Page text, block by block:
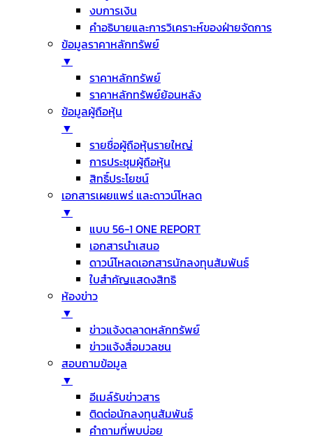
งบการเงิน
คำอธิบายและการวิเคราะห์ของฝ่ายจัดการ
ข้อมูลราคาหลักทรัพย์
▼
ราคาหลักทรัพย์
ราคาหลักทรัพย์ย้อนหลัง
ข้อมูลผู้ถือหุ้น
▼
รายชื่อผู้ถือหุ้นรายใหญ่
การประชุมผู้ถือหุ้น
สิทธิ์ประโยชน์
เอกสารเผยแพร่ และดาวน์โหลด
▼
แบบ 56-1 ONE REPORT
เอกสารนำเสนอ
ดาวน์โหลดเอกสารนักลงทุนสัมพันธ์
ใบสำคัญแสดงสิทธิ
ห้องข่าว
▼
ข่าวแจ้งตลาดหลักทรัพย์
ข่าวแจ้งสื่อมวลชน
สอบถามข้อมูล
▼
อีเมล์รับข่าวสาร
ติดต่อนักลงทุนสัมพันธ์
คำถามที่พบบ่อย